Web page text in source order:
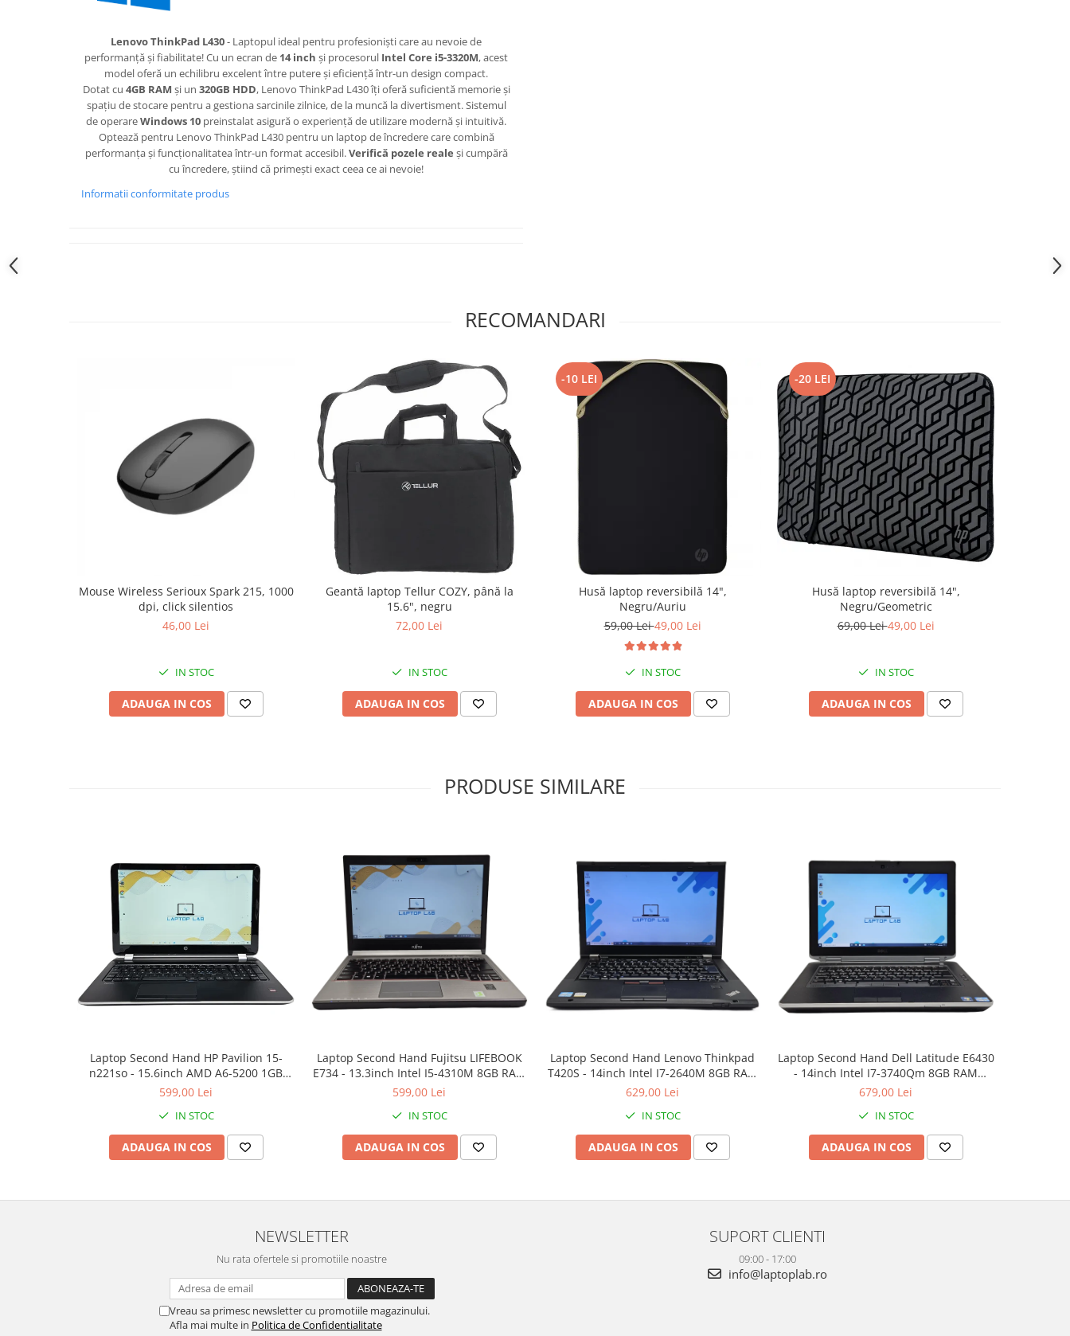
Lenovo ThinkPad L430- Laptopul ideal pentru profesioniști care au nevoie de
performanță și fiabilitate! Cu un ecran de 14 inch și procesorul Intel Core i5-3320M, acest
model oferă un echilibru excelent între putere și eficiență într-un design compact.
Dotat cu 4GB RAM și un 320GB HDD, Lenovo ThinkPad L430 îți oferă suficientă memorie și
spațiu de stocare pentru a gestiona sarcinile zilnice, de la muncă la divertisment. Sistemul
de operareWindows 10 preinstalat asigură o experiență de utilizare modernă și intuitivă.
Optează pentru Lenovo ThinkPad L430 pentru un laptop de încredere care combină
performanța și funcționalitatea într-un format accesibil.Verifică pozele reale și cumpără
cu încredere, știind că primești exact ceea ce ai nevoie!
Informatii conformitate produs
RECOMANDARI
Mouse Wireless Serioux Spark 215, 1000
dpi, click silentios
46,00 Lei
IN STOC
ADAUGA IN COS
Geantă laptop Tellur COZY, până la
15.6", negru
72,00 Lei
IN STOC
ADAUGA IN COS
-10 LEI
Husă laptop reversibilă 14",
Negru/Auriu
59,00 Lei49,00 Lei
IN STOC
ADAUGA IN COS
-20 LEI
Husă laptop reversibilă 14",
Negru/Geometric
69,00 Lei49,00 Lei
IN STOC
ADAUGA IN COS
PRODUSE SIMILARE
Laptop Second Hand HP Pavilion 15-
n221so - 15.6inch AMD A6-5200 1GB
AMD Radeon 8600M 8GB RAM 1000GB
599,00 Lei
IN STOC
ADAUGA IN COS
Laptop Second Hand Fujitsu LIFEBOOK
E734 - 13.3inch Intel I5-4310M 8GB RAM
128GB SSD Windows 10 Refurbished
599,00 Lei
IN STOC
ADAUGA IN COS
Laptop Second Hand Lenovo Thinkpad
T420S - 14inch Intel I7-2640M 8GB RAM
160GB SSD Windows 10 Refurbished
629,00 Lei
IN STOC
ADAUGA IN COS
Laptop Second Hand Dell Latitude E6430
- 14inch Intel I7-3740Qm 8GB RAM
500GB HDD Nvidia NVS 5200M 1GB
679,00 Lei
IN STOC
ADAUGA IN COS
NEWSLETTER
Nu rata ofertele si promotiile noastre
Vreau sa primesc newsletter cu promotiile magazinului.
Afla mai multe in Politica de Confidentialitate
SUPORT CLIENTI
09:00 - 17:00
info@laptoplab.ro